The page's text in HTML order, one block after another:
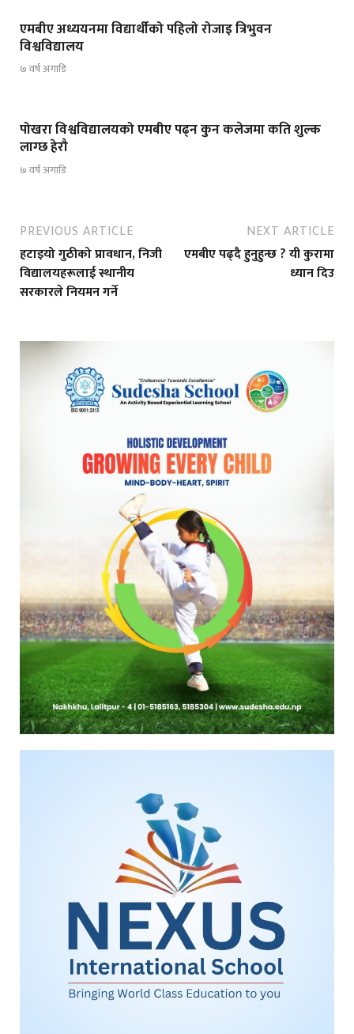
एमबीए अध्ययनमा विद्यार्थीको पहिलो रोजाइ त्रिभुवन
विश्वविद्यालय
७ वर्ष अगाडि
पोखरा विश्वविद्यालयको एमबीए पढ्न कुन कलेजमा कति शुल्क
लाग्छ हेरौ
७ वर्ष अगाडि
PREVIOUS ARTICLE
हटाइयो गुठीको प्रावधान, निजी
विद्यालयहरूलाई स्थानीय
सरकारले नियमन गर्ने
NEXT ARTICLE
एमबीए पढ्दै हुनुहुन्छ ? यी कुरामा
ध्यान दिउ